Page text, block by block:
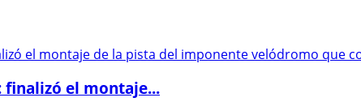
finalizó el montaje...